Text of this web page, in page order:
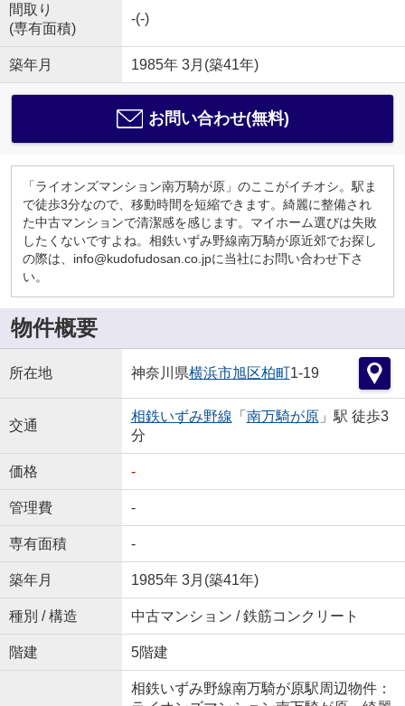
間取り
(専有面積)
-(-)
築年月 1985年 3月(築41年)
お問い合わせ(無料)
「ライオンズマンション南万騎が原」のここがイチオシ。駅ま
で徒歩3分なので、移動時間を短縮できます。綺麗に整備され
た中古マンションで清潔感を感じます。マイホーム選びは失敗
したくないですよね。相鉄いずみ野線南万騎が原近郊でお探し
の際は、info@kudofudosan.co.jpに当社にお問い合わせ下さ
い。
物件概要
所在地 神奈川県横浜市旭区柏町1-19
交通
相鉄いずみ野線 「 南万騎が原」駅 徒歩3
分
価格 -
管理費 -
専有面積 -
築年月 1985年 3月(築41年)
種別 / 構造 中古マンション / 鉄筋コンクリート
階建 5階建
相鉄いずみ野線南万騎が原駅周辺物件：